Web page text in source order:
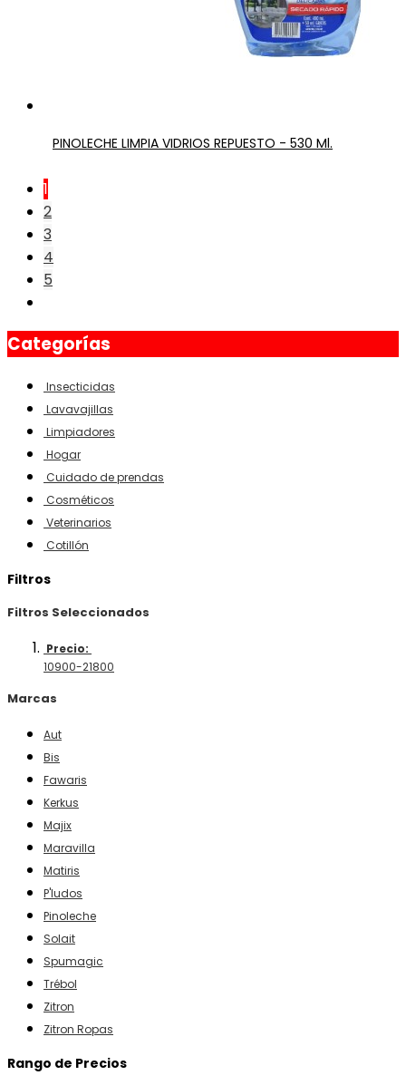
PINOLECHE LIMPIA VIDRIOS REPUESTO - 530 Ml.
1
2
3
4
5
Categorías
Insecticidas
Lavavajillas
Limpiadores
Hogar
Cuidado de prendas
Cosméticos
Veterinarios
Cotillón
Filtros
Filtros Seleccionados
Precio:
10900-21800
Marcas
Aut
Bis
Fawaris
Kerkus
Majix
Maravilla
Matiris
P'ludos
Pinoleche
Solait
Spumagic
Trébol
Zitron
Zitron Ropas
Rango de Precios